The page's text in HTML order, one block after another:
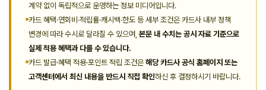
계약 없이 독립적으로 운영하는 정보 미디어입니다.
카드 혜택·연회비·적립률·캐시백·한도 등 세부 조건은 카드사 내부 정책
변경에 따라 수시로 달라질 수 있으며,본문 내 수치는 공시 자료 기준으로
실제 적용 혜택과 다를 수 있습니다.
카드 발급·혜택 적용·포인트 적립 조건은 해당 카드사 공식 홈페이지 또는
고객센터에서 최신 내용을 반드시 직접 확인하신 후 결정하시기 바랍니다.